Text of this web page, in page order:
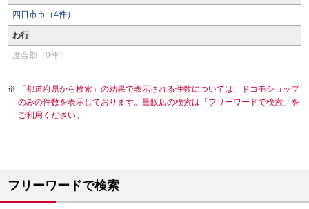
四日市市（4件）
わ行
度会郡（0件）
「都道府県から検索」の結果で表示される件数については、ドコモショップ
のみの件数を表示しております。量販店の検索は「フリーワードで検索」を
ご利用ください。
フリーワードで検索